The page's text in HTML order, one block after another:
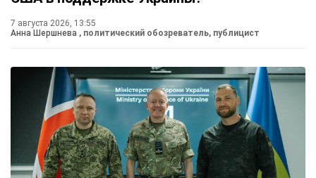
7 августа 2026, 13:55
Анна Шершнева , политический обозреватель, публицист